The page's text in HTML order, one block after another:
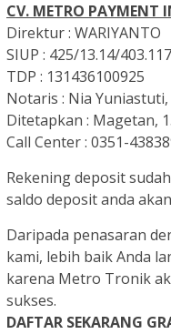
CV. METRO PAYMENT
Direktur : WARIYANTO
SIUP : 425/13.14/
TDP : 131436100925
Notaris : Nia Yuniastuti,
Ditetapkan : Magetan,
Call Center : 0351-
Rekening deposit
saldo deposit anda
Daripada penasaran
kami, lebih baik Anda
karena Metro Tronik
sukses.
DAFTAR SEKARANG